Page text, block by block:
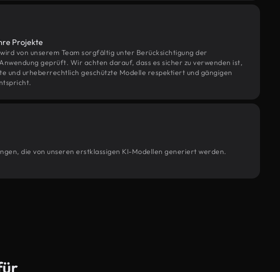
Projekte
von unserem Team sorgfältig unter Berücksichtigung der
geprüft. Wir achten darauf, dass es sicher zu verwenden ist,
und urheberrechtlich geschützte Modelle respektiert und gängigen
die von unseren erstklassigen KI-Modellen generiert werden.